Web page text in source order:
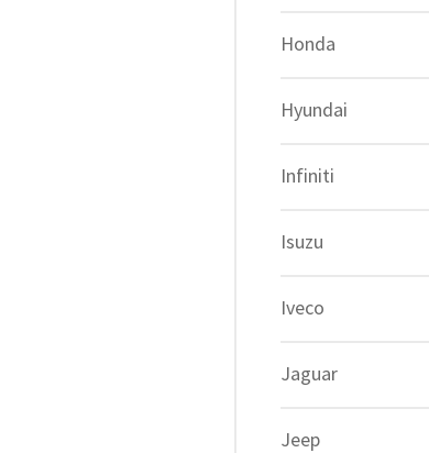
Honda
Hyundai
Infiniti
Isuzu
Iveco
Jaguar
Jeep